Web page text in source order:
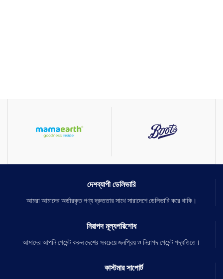
দেশব্যাপী ডেলিভারি
আমরা আমাদের অর্ডারকৃত পণ্য দ্রুততার সাথে সারাদেশে ডেলিভারি করে থাকি।
নিরাপদ মূল্যপরিশোধ
আমাদের আপনি পেমেন্ট করুন দেশের সবচেয়ে জনপ্রিয় ও নিরাপদ পেমেন্ট পদ্ধতিতে।
কাস্টমার সাপোর্ট